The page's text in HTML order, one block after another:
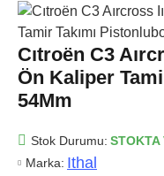
Cıtroën C3
Ön Kaliper
54Mm
Stok Durumu: STOKTA
Marka: Ithal